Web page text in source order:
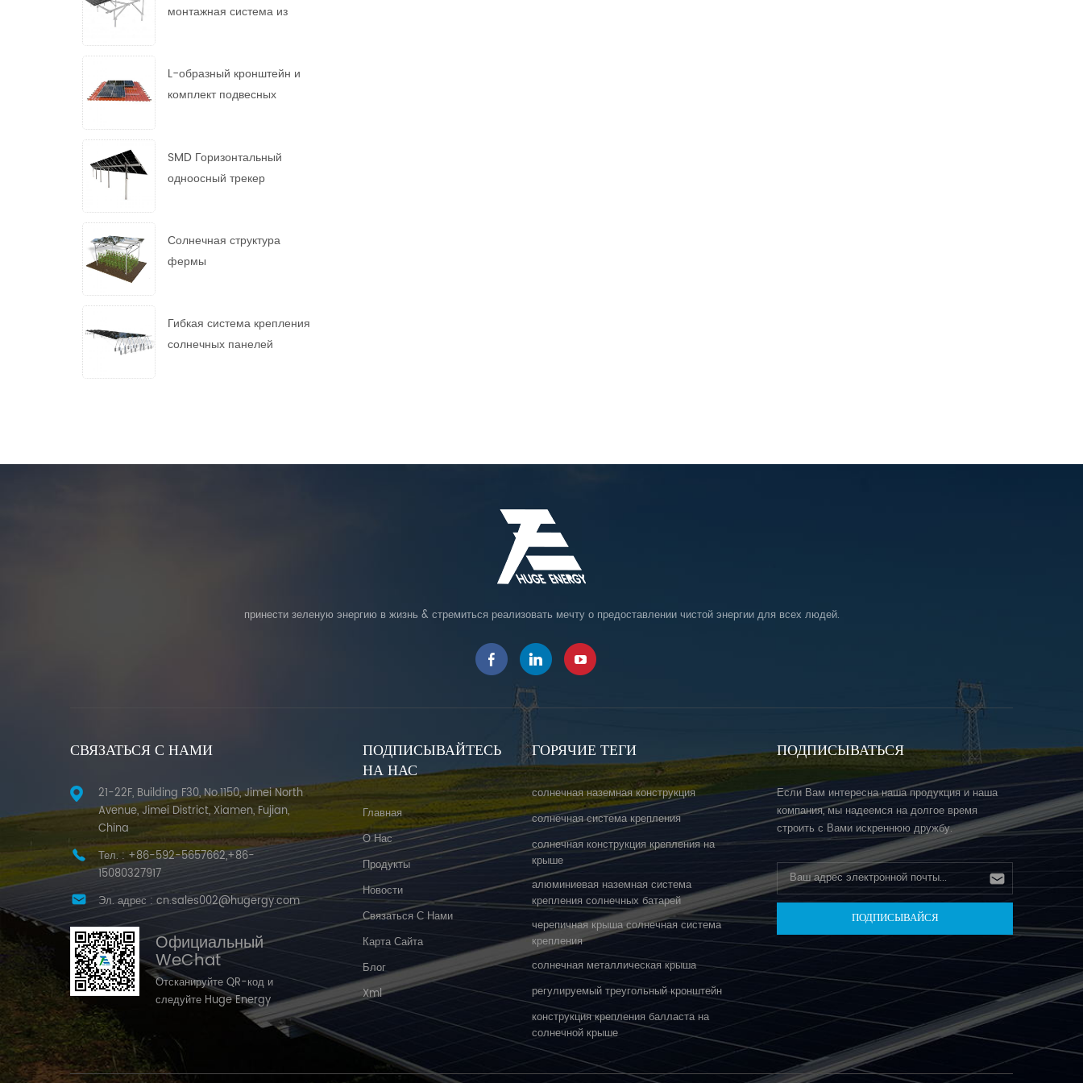
монтажная система из
L-образный кронштейн и
комплект подвесных
SMD Горизонтальный
одноосный трекер
Солнечная структура
фермы
Гибкая система крепления
солнечных панелей
принести зеленую энергию в жизнь & стремиться реализовать мечту о предоставлении чистой энергии для всех людей.
СВЯЗАТЬСЯ С НАМИ
21-22F, Building F30, No.1150, Jimei North
Avenue, Jimei District, Xiamen, Fujian,
China
Тел. : +86-592-5657662,+86-
15080327917
Эл. адрес :cn.sales002@hugergy.com
Официальный
WeChat
Отсканируйте QR-код и
следуйте Huge Energy
ПОДПИСЫВАЙТЕСЬ
НА НАС
Главная
О Нас
Продукты
Новости
Связаться С Нами
Карта Сайта
Блог
Xml
ГОРЯЧИЕ ТЕГИ
солнечная наземная конструкция
солнечная система крепления
солнечная конструкция крепления на
крыше
алюминиевая наземная система
крепления солнечных батарей
черепичная крыша солнечная система
крепления
солнечная металлическая крыша
регулируемый треугольный кронштейн
конструкция крепления балласта на
солнечной крыше
ПОДПИСЫВАТЬСЯ
Если Вам интересна наша продукция и наша
компания, мы надеемся на долгое время
строить с Вами искреннюю дружбу.